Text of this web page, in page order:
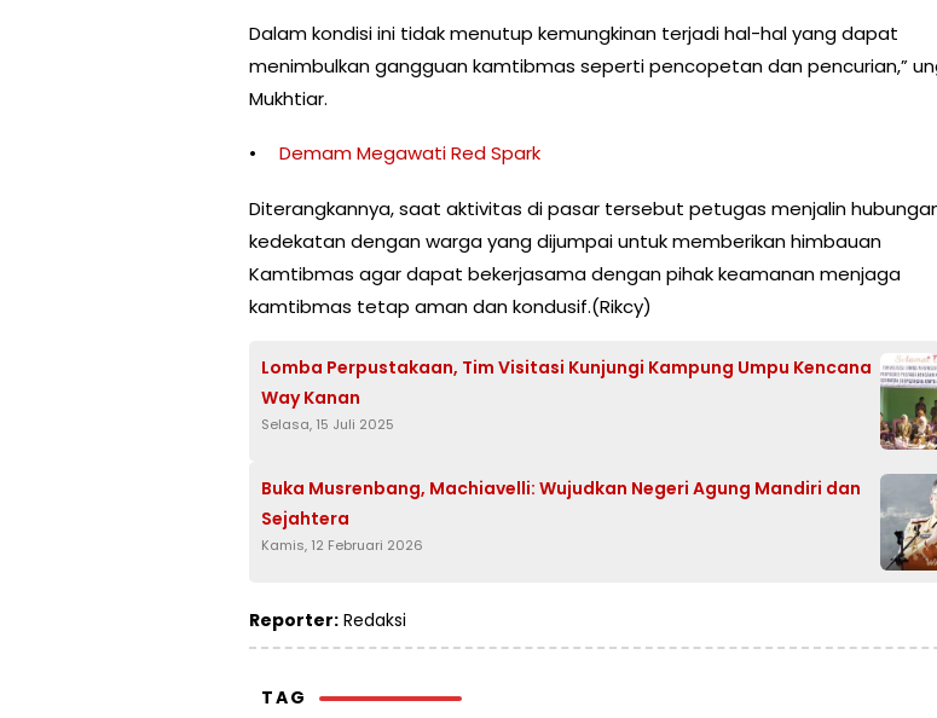
Dalam kondisi ini tidak menutup kemungkinan terjadi hal-hal yang dapat
menimbulkan gangguan kamtibmas seperti pencopetan dan pencurian,”
Mukhtiar.
Demam Megawati Red Spark
Diterangkannya, saat aktivitas di pasar tersebut petugas menjalin
kedekatan dengan warga yang dijumpai untuk memberikan himbauan
Kamtibmas agar dapat bekerjasama dengan pihak keamanan menjaga
kamtibmas tetap aman dan kondusif.(Rikcy)
Lomba Perpustakaan, Tim Visitasi Kunjungi Kampung Umpu Kencana
Way Kanan
Selasa, 15 Juli 2025
Buka Musrenbang, Machiavelli: Wujudkan Negeri Agung Mandiri dan
Sejahtera
Kamis, 12 Februari 2026
Reporter: Redaksi
TAG